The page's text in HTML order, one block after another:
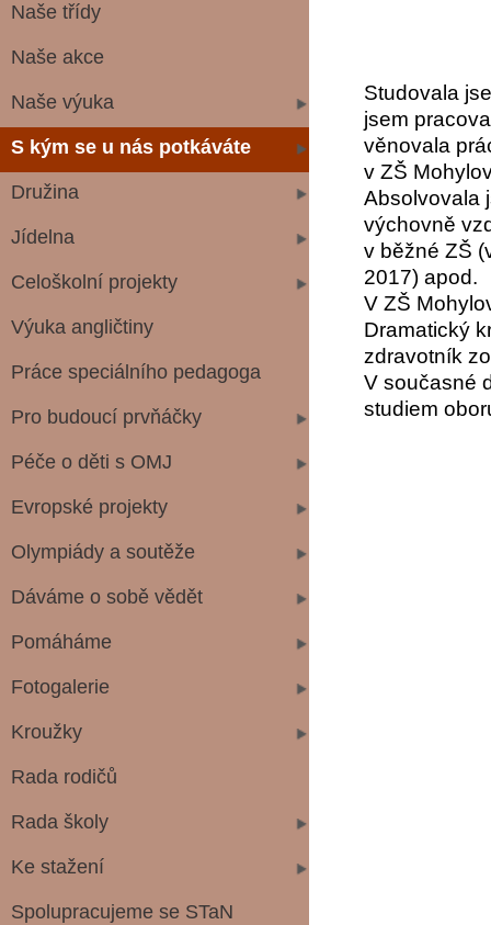
Naše třídy
Naše akce
Naše výuka
S kým se u nás potkáváte
Družina
Jídelna
Celoškolní projekty
Výuka angličtiny
Práce speciálního pedagoga
Pro budoucí prvňáčky
Péče o děti s OMJ
Evropské projekty
Olympiády a soutěže
Dáváme o sobě vědět
Pomáháme
Fotogalerie
Kroužky
Rada rodičů
Rada školy
Ke stažení
Spolupracujeme se STaN
Studovala
jsem
věnovala
v ZŠ
Absolvovala
výchovně
v běžné ZŠ
2017) apod.
V ZŠ
Dramatický
zdravotník
V současné
studiem